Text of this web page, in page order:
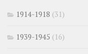
1914-1918 (31)
1939-1945 (16)